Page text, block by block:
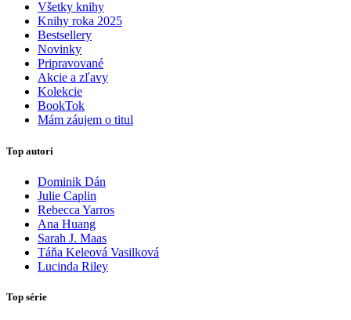
Všetky knihy
Knihy roka 2025
Bestsellery
Novinky
Pripravované
Akcie a zľavy
Kolekcie
BookTok
Mám záujem o titul
Top autori
Dominik Dán
Julie Caplin
Rebecca Yarros
Ana Huang
Sarah J. Maas
Táňa Keleová Vasilková
Lucinda Riley
Top série